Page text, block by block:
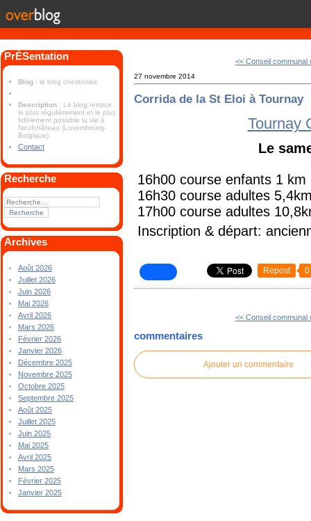
PrÉSentation
Blog : le blog chestrolais
Description : Le blog retrace
le plus régulièrement et le plus
fidèlement possible la vie à
Neufchâteau (Luxembourg-
Belgique).
Contact
Recherche
Archives
Août 2026
Juillet 2026
Juin 2026
Mai 2026
Avril 2026
Mars 2026
Février 2026
Janvier 2026
Décembre 2025
Novembre 2025
Octobre 2025
Septembre 2025
Août 2025
Juillet 2025
Juin 2025
Mai 2025
Avril 2025
Mars 2025
Février 2025
Janvier 2025
<< Conseil communal
27 novembre 2014
Corrida de la St Eloi à Tournay
Tournay
Le
16h00 course enfants 1 km
16h30 course adultes
17h00 course adultes
Inscription & départ:
Repost 0
<< Conseil communal
commentaires
Ajouter un commentaire